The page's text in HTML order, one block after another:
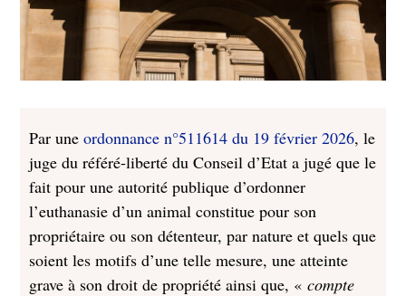
Par uneordonnance n°511614 du 19 février 2026, le
juge du référé-liberté du Conseil d’Etat a jugé que le
fait pour une autorité publique d’ordonner
l’euthanasie d’un animal constitue pour son
propriétaire ou son détenteur, par nature et quels que
soient les motifs d’une telle mesure, une atteinte
grave à son droit de propriété ainsi que, «compte